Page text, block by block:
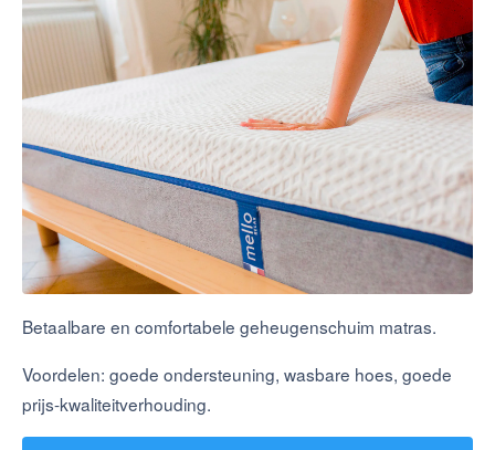
Betaalbare en comfortabele geheugenschuim matras.
Voordelen: goede ondersteuning, wasbare hoes, goede
prijs-kwaliteitverhouding.